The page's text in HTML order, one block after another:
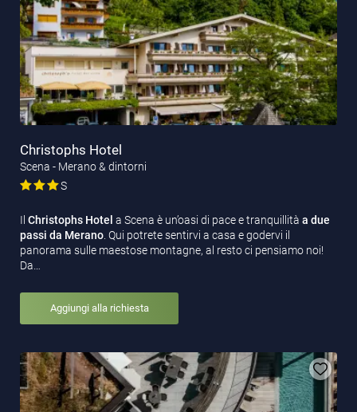
Christophs Hotel
Scena - Merano & dintorni
S
Il Christophs Hotel a Scena è un’oasi di pace e tranquillità a due
passi da Merano. Qui potrete sentirvi a casa e godervi il
panorama sulle maestose montagne, al resto ci pensiamo noi!
Da…
Aggiungi alla richiesta